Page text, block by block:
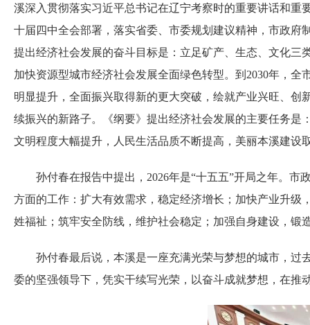
溪深入贯彻落实习近平总书记在辽宁考察时的重要讲话和
十届四中全会部署，落实省委、市委规划建议精神，市政
提出经济社会发展的奋斗目标是：立足矿产、生态、文化
加快资源型城市经济社会发展全面绿色转型。到2030年，
明显提升，全面振兴取得新的更大突破，绘就产业兴旺、
续振兴的新路子。《纲要》提出经济社会发展的主要任务
文明程度大幅提升，人民生活品质不断提高，美丽本溪建设
孙付春在报告中提出，2026年是“十五五”开局之年。市
方面的工作：扩大有效需求，稳定经济增长；加快产业升
姓福祉；筑牢安全防线，维护社会稳定；加强自身建设，锻
孙付春最后说，本溪是一座充满光荣与梦想的城市，过
委的坚强领导下，凭实干续写光荣，以奋斗成就梦想，在